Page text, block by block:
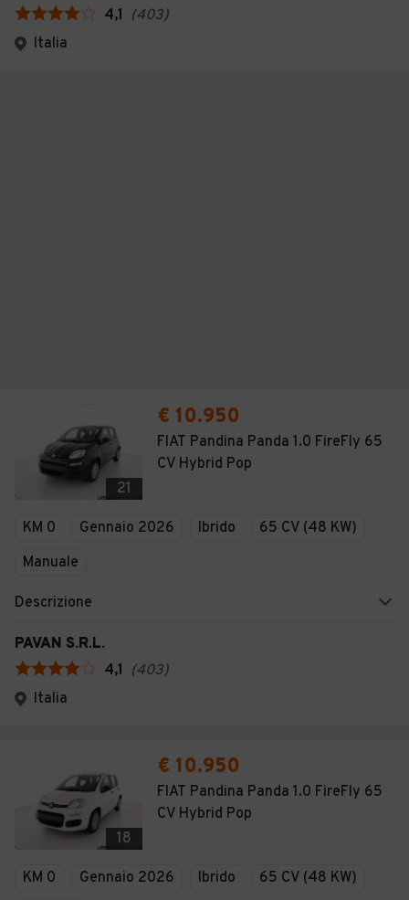
4,1 (403)
Italia
21
€ 10.950
FIAT Pandina Panda 1.0 FireFly 65
CV Hybrid Pop
KM 0 Gennaio 2026 Ibrido
65 CV (48 KW)
Manuale
Descrizione
PAVAN S.R.L.
4,1 (403)
Italia
18
€ 10.950
FIAT Pandina Panda 1.0 FireFly 65
CV Hybrid Pop
KM 0 Gennaio 2026 Ibrido
65 CV (48 KW)